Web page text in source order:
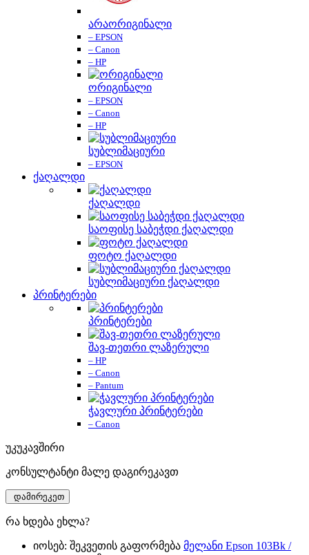
არაორიგინალი
– EPSON
– Canon
– HP
ორიგინალი
– EPSON
– Canon
– HP
სუბლიმაციური
– EPSON
ქაღალდი
ქაღალდი
საოფისე საბეჭდი ქაღალდი
ფოტო ქაღალდი
სუბლიმაციური ქაღალდი
პრინტერები
პრინტერები
შავ-თეთრი ლაზერული
– HP
– Canon
– Pantum
ჭავლური პრინტერები
– Canon
უკუკავშირი
კონსულტანტი მალე დაგირეკავთ
დამირეკეთ
რა ხდება ეხლა?
იოსებ: შეკვეთის გაფორმება მელანი Epson 103Bk /